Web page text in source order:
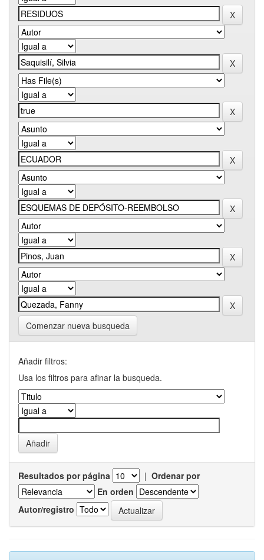
Comenzar nueva busqueda
Añadir filtros:
Usa los filtros para afinar la busqueda.
Resultados por página | Ordenar por
En orden
Autor/registro